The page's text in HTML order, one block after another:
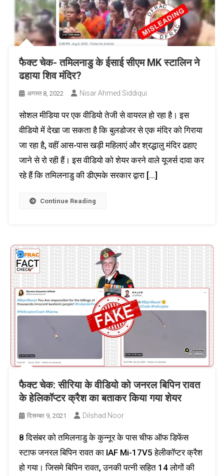
फैक्ट चेक- तमिलनाडु के ईसाई सीएम MK स्टालिन ने
ढहाया शिव मंदिर?
अगस्त 8, 2022 Nisar Ahmed Siddiqui
सोशल मीडिया पर एक वीडियो तेजी से वायरल हो रहा है। इस
वीडियो में देखा जा सकता है कि बुलडोजर से एक मंदिर को गिराया
जा रहा है, वहीं आस-पास खड़ी महिलाएं और श्रद्धालु मंदिर ढहाए
जाने से रो रही हैं। इस वीडियो को शेयर करने वाले यूजर्स दावा कर
रहे हैं कि तमिलनाडु की डीएमके सरकार द्वारा […]
Continue Reading
फैक्ट चेक: सीरिया के वीडियो को जनरल बिपिन रावत
के हेलिकॉप्टर क्रैश का बताकर किया गया शेयर
दिसम्बर 9, 2021 Dilshad Noor
8 दिसंबर को तमिलनाडु के कुन्नूर के पास चीफ ऑफ डिफेंस
स्टाफ जनरल बिपिन रावत का IAF Mi-17V5 हेलीकॉप्टर क्रैश
हो गया। जिसमे बिपिन रावत, उनकी पत्नी सहित 14 लोगों की